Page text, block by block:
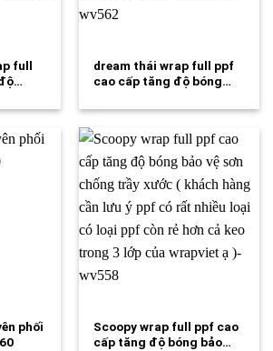
full
dream thái wrap full ppf
cao cấp tăng độ bóng…
phối
Scoopy wrap full ppf cao
cấp tăng độ bóng bảo…